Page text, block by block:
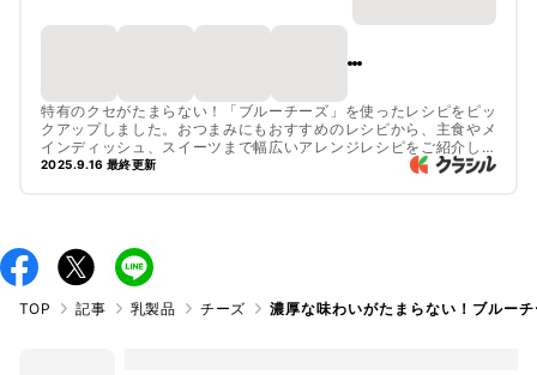
特有のクセがたまらない！「ブルーチーズ」を使ったレシピをピッ
クアップしました。おつまみにもおすすめのレシピから、主食やメ
インディッシュ、スイーツまで幅広いアレンジレシピをご紹介して
います。
2025.9.16 最終更新
TOP 記事 乳製品 チーズ 濃厚な味わいがたまらない！ブルー